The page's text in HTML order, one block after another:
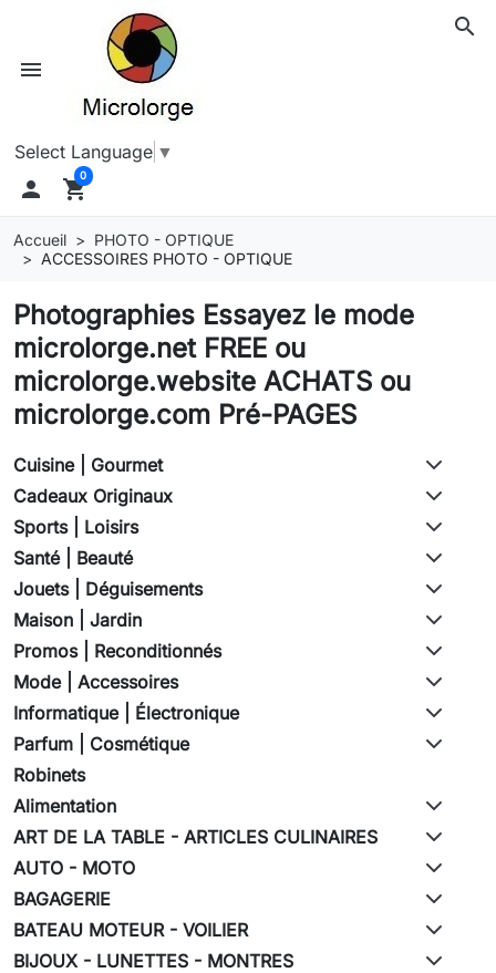
search
menu
Select Language ▼
 shopping_cart
0
Accueil
PHOTO - OPTIQUE
ACCESSOIRES PHOTO - OPTIQUE
Photographies Essayez le mode
microlorge.net FREE ou
microlorge.website ACHATS ou
microlorge.com Pré-PAGES
Cuisine | Gourmet
Cadeaux Originaux
Sports | Loisirs
Santé | Beauté
Jouets | Déguisements
Maison | Jardin
Promos | Reconditionnés
Mode | Accessoires
Informatique | Électronique
Parfum | Cosmétique
Robinets
Alimentation
ART DE LA TABLE - ARTICLES CULINAIRES
AUTO - MOTO
BAGAGERIE
BATEAU MOTEUR - VOILIER
BIJOUX - LUNETTES - MONTRES